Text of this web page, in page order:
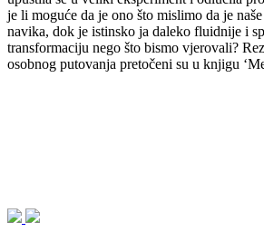
je li moguće da je ono što mislimo da je
navika, dok je istinsko ja daleko fluidnije i
transformaciju nego što bismo vjerovali?
osobnog putovanja pretočeni su u knjigu